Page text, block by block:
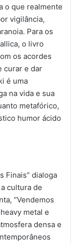
o que realmente
vigilância,
Para os
o livro
os acordes
curar e dar
é uma
na vida e sua
metafórico,
humor ácido
Finais” dialoga
cultura de
“Vendemos
metal e
densa e